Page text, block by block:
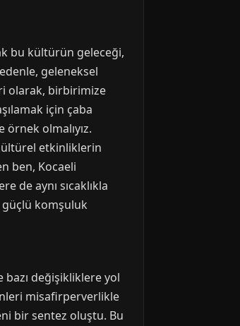
bu kültürün geleceği,
geleneksel
olarak, birbirimize
için çaba
olmalıyız.
etkinliklerin
ben, Kocaeli
de aynı sıcaklıkla
güçlü komşuluk
değişikliklere yol
misafirperverlikle
bir sentez oluştu. Bu